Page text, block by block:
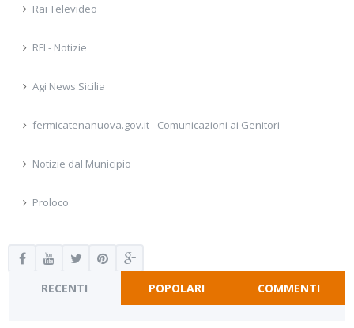
Rai Televideo
RFI - Notizie
Agi News Sicilia
fermicatenanuova.gov.it - Comunicazioni ai Genitori
Notizie dal Municipio
Proloco
RECENTI POPOLARI COMMENTI